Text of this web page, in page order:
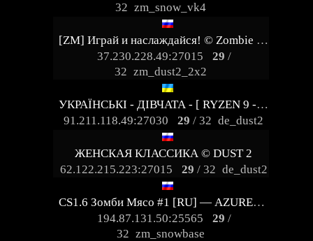
32 zm_snow_vk4
[ZM] Играй и наслаждайся! © Zombie Show
37.230.228.49:27015
29 /
32 zm_dust2_2x2
УКРАЇНСЬКІ - ДІВЧАТА - [ RYZEN 9 - 5.7 GHZ ]
91.211.118.49:27030
29 / 32 de_dust2
ЖЕНСКАЯ КЛАССИКА © DUST 2
62.122.215.223:27015
29 / 32 de_dust2
CS1.6 Зомби Мясо #1 [RU] — AZURE-GAMING.RU
194.87.131.50:25565
29 /
32 zm_snowbase